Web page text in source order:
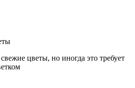
цветы, но иногда это требует